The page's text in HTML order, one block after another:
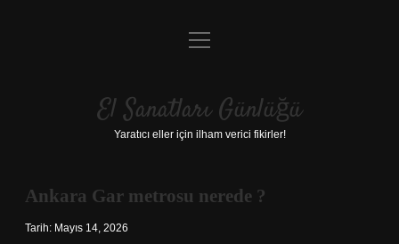
Anasayfa
Yasal Uyarı
menüyü
El Sanatları Günlüğü
Yaratıcı eller için ilham verici fikirler!
Ankara Gar metrosu nerede ?
Tarih: Mayıs 14, 2026